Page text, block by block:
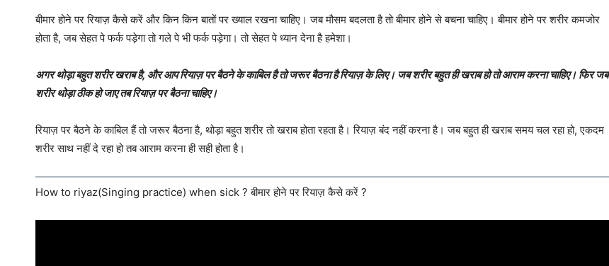
बीमार होने पर रियाज़ कैसे करें और किन किन बातों पर ख्याल रखना चाहिए। जब मौसम बदलता है तो बीमार होने से बचना चाहिए। बीमार होने पर शरीर कमजोर
होता है, जब सेहत पे फर्क पड़ेगा तो गले पे भी फर्क पड़ेगा। तो सेहत पे ध्यान देना है हमेशा।
अगर थोड़ा बहुत शरीर खराब है, और आप रियाज़ पर बैठने के काबिल है तो जरूर बैठना है रियाज़ के लिए। जब शरीर बहुत ही खराब हो तो आराम करना चाहिए। फिर जब
शरीर थोड़ा ठीक हो जाए तब रियाज़ पर बैठना चाहिए।
रियाज़ पर बैठने के काबिल हैं तो जरूर बैठना है, थोड़ा बहुत शरीर तो खराब होता रहता है। रियाज़ बंद नहीं करना है। जब बहुत ही खराब समय चल रहा हो, एकदम
शरीर साथ नहीं दे रहा हो तब आराम करना ही सही होता है।
How to riyaz(Singing practice) when sick ? बीमार होने पर रियाज़ कैसे करें ?